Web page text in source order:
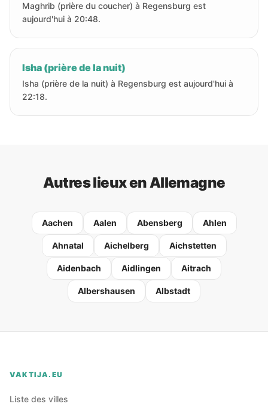
Maghrib (prière du coucher) à Regensburg est
aujourd'hui à 20:48.
Isha (prière de la nuit)
Isha (prière de la nuit) à Regensburg est aujourd'hui à
22:18.
Autres lieux en Allemagne
Aachen Aalen Abensberg Ahlen
Ahnatal Aichelberg Aichstetten
Aidenbach Aidlingen Aitrach
Albershausen Albstadt
VAKTIJA.EU
Liste des villes